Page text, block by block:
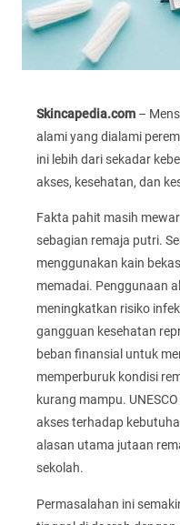
Skincapedia.com –
alami yang dialami
ini lebih dari sekadar
akses, kesehatan, dan
Fakta pahit masih
sebagian remaja putri.
menggunakan kain
memadai. Penggunaan
meningkatkan risiko
gangguan kesehatan
beban finansial untuk
memperburuk kondisi
kurang mampu.
akses terhadap
alasan utama jutaan
sekolah.
Permasalahan ini